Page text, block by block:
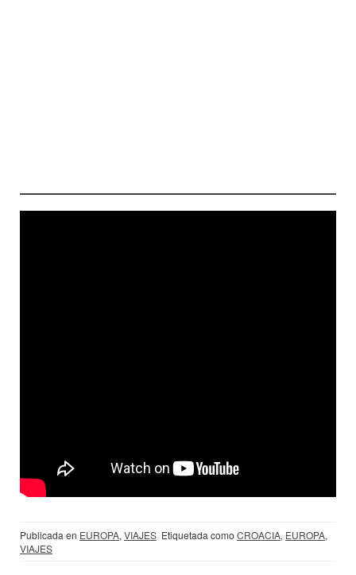
Publicada en EUROPA, VIAJES Etiquetada como CROACIA, EUROPA,
VIAJES